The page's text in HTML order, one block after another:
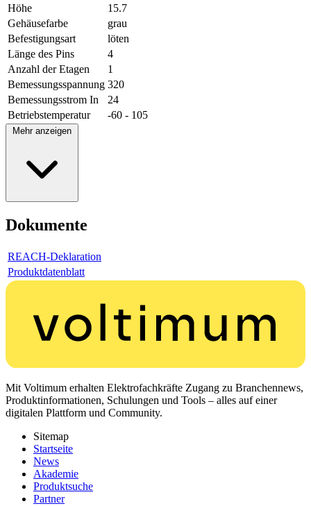
Höhe
15.7
Gehäusefarbe
grau
Befestigungsart
löten
Länge des Pins
4
Anzahl der Etagen
1
Bemessungsspannung 320
Bemessungsstrom In
24
Betriebstemperatur
-60 - 105
Mehr anzeigen
Dokumente
REACH-Deklaration
Produktdatenblatt
Mit Voltimum erhalten Elektrofachkräfte Zugang zu Branchennews,
Produktinformationen, Schulungen und Tools – alles auf einer
digitalen Plattform und Community.
Sitemap
Startseite
News
Akademie
Produktsuche
Partner